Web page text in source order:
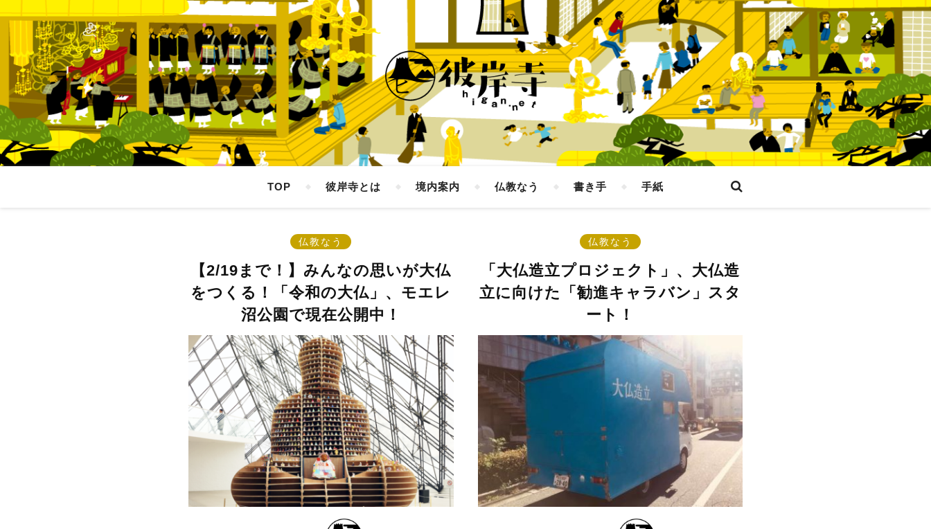
TOP 彼岸寺とは 境内案内 仏教なう 書き手 手紙
仏教なう
【2/19まで！】みんなの思いが大仏
をつくる！「令和の大仏」、モエレ
沼公園で現在公開中！
仏教なう
「大仏造立プロジェクト」、大仏造
立に向けた「勧進キャラバン」スタ
ート！